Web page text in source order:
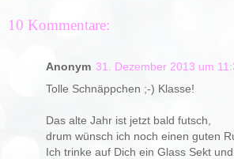
10 Kommentare:
Anonym 31. Dezember 2013 um
Tolle Schnäppchen ;-) Klasse!
Das alte Jahr ist jetzt bald futsch,
drum wünsch ich noch einen guten
Ich trinke auf Dich ein Glass Sekt